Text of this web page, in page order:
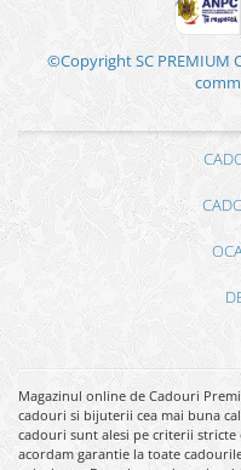
©Copyright SC PREMIUM
Magazinul online de Cadouri
cadouri si bijuterii cea mai buna
cadouri sunt alesi pe criterii
acordam garantie la toate